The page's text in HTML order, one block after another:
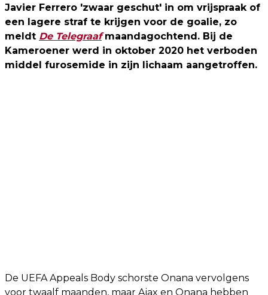
Javier Ferrero 'zwaar geschut' in om vrijspraak of
een lagere straf te krijgen voor de goalie, zo
meldt De Telegraafmaandagochtend. Bij de
Kameroener werd in oktober 2020 het verboden
middel furosemide in zijn lichaam aangetroffen.
De UEFA Appeals Body schorste Onana vervolgens
voor twaalf maanden, maar Ajax en Onana hebben